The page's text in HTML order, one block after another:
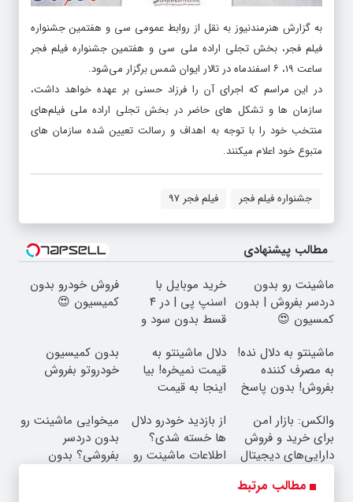
به گزارش هنرمندنیوز به نقل از روابط عمومی سی و هفتمین جشنواره
فیلم فجر، بخش تجلی اراده ملی سی و هفتمین جشنواره فیلم فجر
ساعت ۱۹، ۶ اسفندماه در تالار ایوان شمس برگزار می‌شود.
در این مراسم که اجرای آن را فرزاد حسنی بر عهده خواهد داشت،
سازمان ها و تشکل های حاضر در بخش تجلی اراده ملی فیلم‌های
منتخب خود را با توجه به اهداف و رسالت تعیین شده سازمان های
متبوع خود اعلام میکنند.
جشنواره فیلم فجر فیلم فجر 97
مطالب پیشنهادی
ماشینت رو بدون
دردسر بفروش | بدون
کمسیون 😍
خرید موبایل با
اسنپ پی | در ۴
قسط بدون سود و
فروش خودرو بدون
کمیسیون 😍
ماشینتو به دلال نده!
به مصرف کننده
بفروش! بدون پاسخ
دلال ماشینتو به
قیمت نمیخره! بیا
اینجا به قیمت
واقعی*
بدون کمیسیون
خودروتو بفروش
والکس: بازار امن
برای خرید و فروش
دارایی‌های دیجیتال
از بازدید خودرو دلال
ها خسته شدی؟
اطلاعات ماشینت رو
میخوایی ماشینت رو
بدون دردسر
بفروشی؟ بدون
مطالب مرتبط